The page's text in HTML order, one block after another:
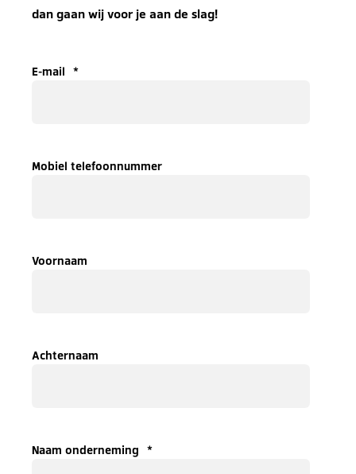
dan gaan wij voor je aan de slag!
E-mail *
Mobiel telefoonnummer
Voornaam
Achternaam
Naam onderneming *